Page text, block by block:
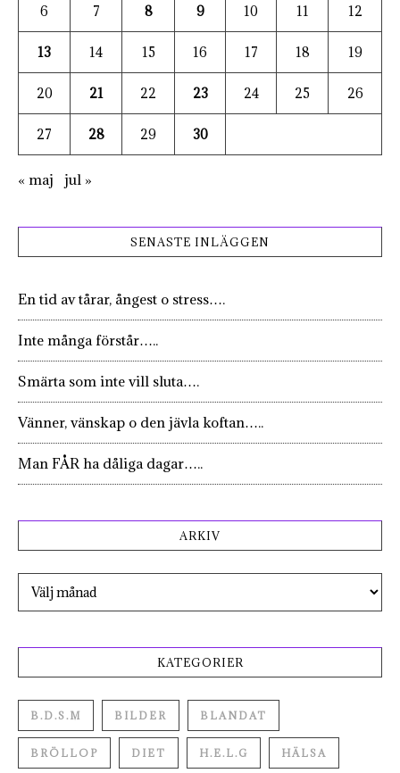
6 7 8 9 10 11 12
13 14 15 16 17 18 19
20 21 22 23 24 25 26
27 28 29 30
« maj jul »
SENASTE INLÄGGEN
En tid av tårar, ångest o stress….
Inte många förstår…..
Smärta som inte vill sluta….
Vänner, vänskap o den jävla koftan…..
Man FÅR ha dåliga dagar…..
ARKIV
Arkiv
KATEGORIER
B.D.S.M BILDER BLANDAT
BRÖLLOP DIET H.E.L.G HÄLSA